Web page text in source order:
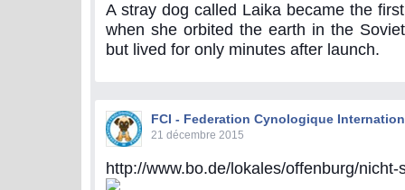
A stray dog called Laika became the
when she orbited the earth in the
but lived for only minutes after launch.
FCI - Federation Cynologique
21 décembre 2015
http://www.bo.de/lokales/offenburg/